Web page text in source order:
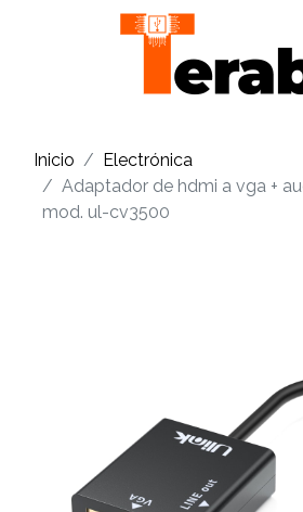
Inicio
Electrónica
Adaptador de hdmi a vga +
mod. ul-cv3500